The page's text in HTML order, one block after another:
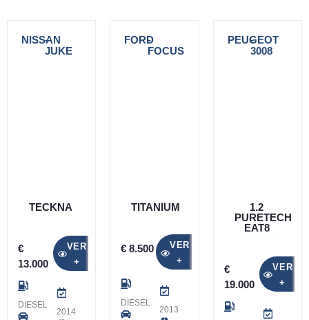
NISSAN
-
JUKE
TECKNA
€
13.000
VER
+
DIESEL
2014
FORD
-
FOCUS
TITANIUM
€ 8.500
VER
+
DIESEL
2013
PEUGEOT
-
3008
1.2
PURETECH
EAT8
€
19.000
VER
+